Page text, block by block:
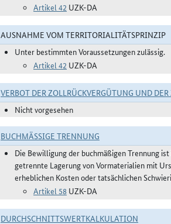
Artikel 42 UZK-DA
AUSNAHME VOM TERRITORIALITÄTSPRINZIP
Unter bestimmten Voraussetzungen zulässig.
Artikel 42 UZK-DA
VERBOT DER ZOLLRÜCKVERGÜTUNG UND
Nicht vorgesehen
BUCHMÄSSIGE TRENNUNG
Die Bewilligung der buchmäßigen Trennung
getrennte Lagerung von Vormaterialien mit
erheblichen Kosten oder tatsächlichen
Artikel 58 UZK-DA
DURCHSCHNITTSWERTKALKULATION